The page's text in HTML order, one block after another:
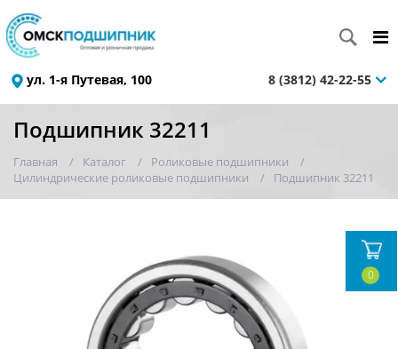
ул. 1-я Путевая, 100 8 (3812) 42-22-55
Подшипник 32211
Главная Каталог
Роликовые подшипники
Цилиндрические роликовые подшипники
Подшипник 32211
0